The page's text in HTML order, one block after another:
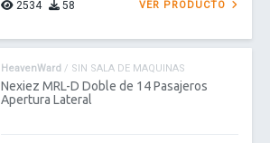
2534 58 VER PRODUCTO
HeavenWard / SIN SALA DE MAQUINAS
Nexiez MRL-D Doble de 14 Pasajeros
Apertura Lateral